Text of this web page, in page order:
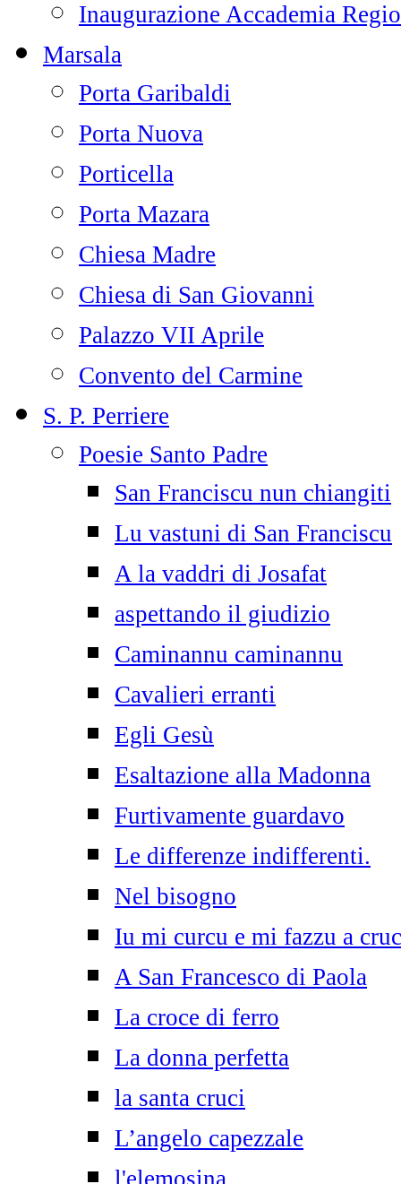
Inaugurazione Accademia
Marsala
Porta Garibaldi
Porta Nuova
Porticella
Porta Mazara
Chiesa Madre
Chiesa di San Giovanni
Palazzo VII Aprile
Convento del Carmine
S. P. Perriere
Poesie Santo Padre
San Franciscu nun chiangiti
Lu vastuni di San Franciscu
A la vaddri di Josafat
aspettando il giudizio
Caminannu caminannu
Cavalieri erranti
Egli Gesù
Esaltazione alla Madonna
Furtivamente guardavo
Le differenze indifferenti.
Nel bisogno
Iu mi curcu e mi fazzu a
A San Francesco di Paola
La croce di ferro
La donna perfetta
la santa cruci
L’angelo capezzale
l'elemosina